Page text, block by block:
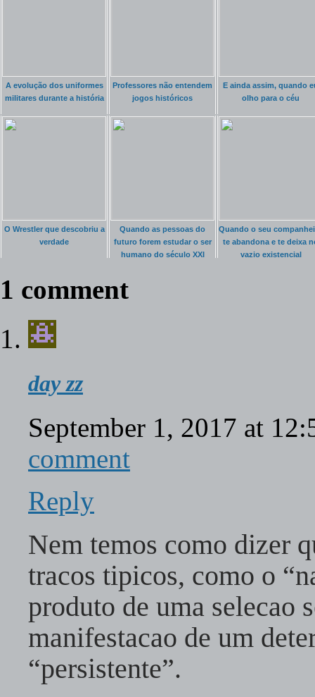
A evolução dos uniformes
militares durante a história
Professores não entendem
jogos históricos
E ainda assim, quando
olho para o céu
O Wrestler que descobriu a
verdade
Quando as pessoas do
futuro forem estudar o ser
humano do século XXI
Quando o seu
te abandona e te deixa
vazio existencial
1 comment
day zz
September 1, 2017 at
comment
Reply
Nem temos como dizer
tracos tipicos, como o
produto de uma selecao
manifestacao de um
“persistente”.